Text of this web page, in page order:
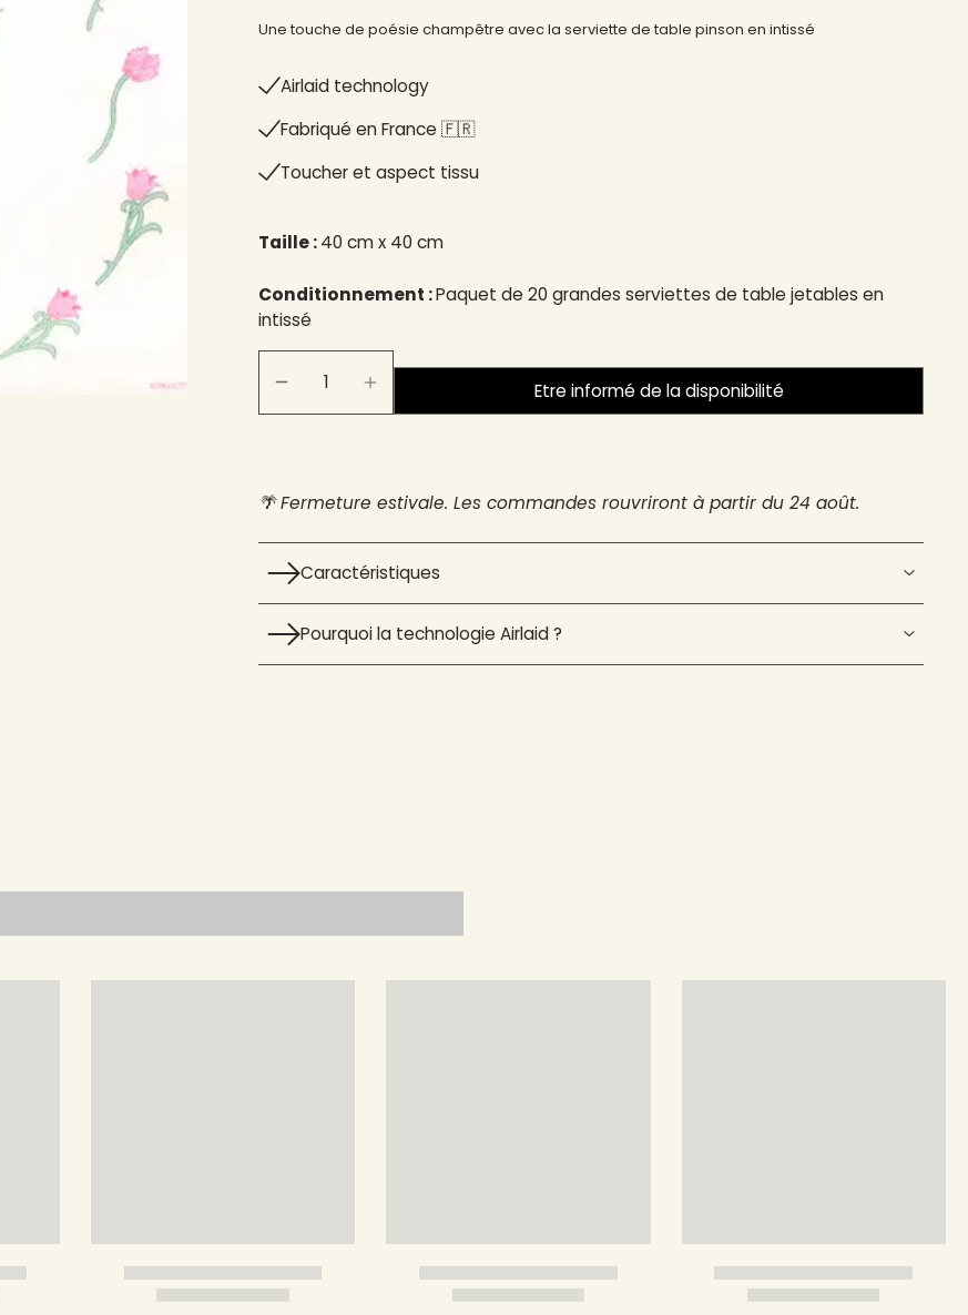
Une touche de poésie champêtre avec la serviette de table pinson en intissé
Airlaid technology
Fabriqué en France 🇫🇷​
Toucher et aspect tissu
Taille :40 cm x 40 cm
Conditionnement :Paquet de 20 grandes serviettes de table jetables en
intissé
Etre informé de la disponibilité
🌴 Fermeture estivale. Les commandes rouvriront à partir du 24 août.
Caractéristiques
Pourquoi la technologie Airlaid ?